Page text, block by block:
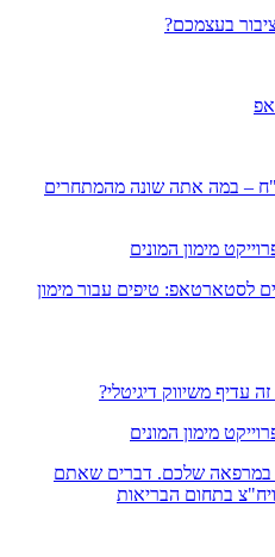
בעצמכם?
– במה אתה שונה מהמתחרים
לסטארטאפ: טיפים עבור מימון
עדיף משיווק דיגיטלי?
במרפאה שלכם. דברים שאתם
בתחום הבריאות